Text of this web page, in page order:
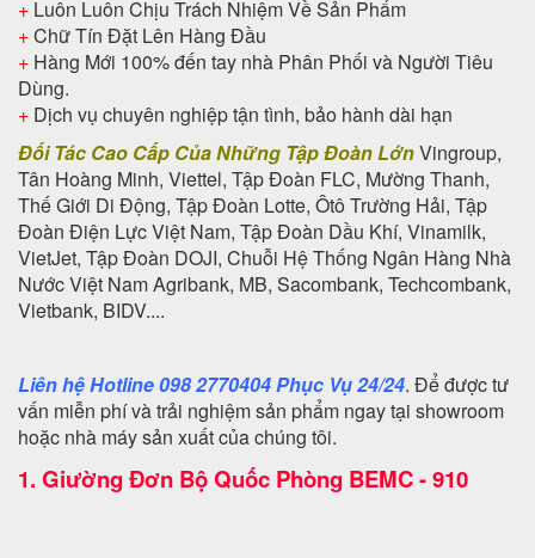
+ Luôn Luôn Chịu Trách Nhiệm Về Sản Phẩm
+Chữ Tín Đặt Lên Hàng Đầu
+ Hàng Mới 100% đến tay nhà Phân Phối và Người Tiêu
Dùng.
+ Dịch vụ chuyên nghiệp tận tình, bảo hành dài hạn
Đối Tác Cao Cấp Của Những Tập Đoàn LớnVingroup,
Tân Hoàng Minh, Viettel, Tập Đoàn FLC, Mường Thanh,
Thế Giới Di Động, Tập Đoàn Lotte, Ôtô Trường Hải, Tập
Đoàn Điện Lực Việt Nam, Tập Đoàn Dầu Khí, Vinamilk,
VietJet, Tập Đoàn DOJI, Chuỗi Hệ Thống Ngân Hàng Nhà
Nước Việt Nam Agribank, MB, Sacombank, Techcombank,
Vietbank, BIDV....
Liên hệ Hotline 098 2770404 Phục Vụ 24/24. Để được tư
vấn miễn phí và trải nghiệm sản phẩm ngay tại showroom
hoặc nhà máy sản xuất của chúng tôi.
1. Giường Đơn Bộ Quốc Phòng BEMC - 910